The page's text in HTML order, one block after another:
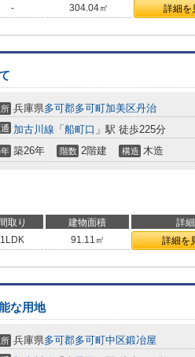
- 304.04㎡ 詳細を
兵庫県多可郡多可町加美区丹治
加古川線 「 船町口 」駅 徒歩225分
築26年 階数 2階建 構造 木造
間取り 建物面積 詳細
1LDK 91.11㎡ 詳細を
な用地
兵庫県多可郡多可町中区鍛冶屋